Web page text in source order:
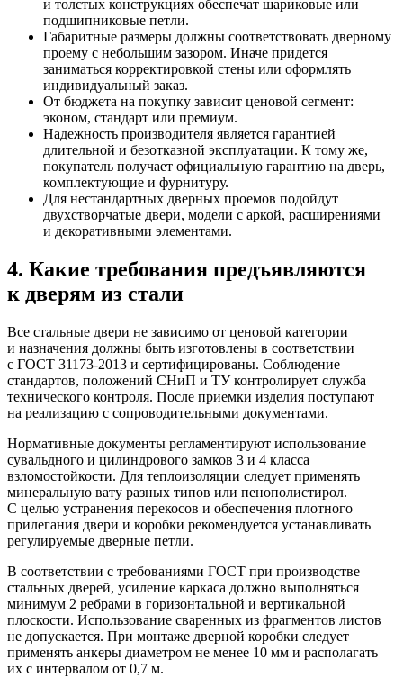
и толстых конструкциях обеспечат шариковые или
подшипниковые петли.
Габаритные размеры должны соответствовать дверному
проему с небольшим зазором. Иначе придется
заниматься корректировкой стены или оформлять
индивидуальный заказ.
От бюджета на покупку зависит ценовой сегмент:
эконом, стандарт или премиум.
Надежность производителя является гарантией
длительной и безотказной эксплуатации. К тому же,
покупатель получает официальную гарантию на дверь,
комплектующие и фурнитуру.
Для нестандартных дверных проемов подойдут
двухстворчатые двери, модели с аркой, расширениями
и декоративными элементами.
4. Какие требования предъявляются
к дверям из стали
Все стальные двери не зависимо от ценовой категории
и назначения должны быть изготовлены в соответствии
с ГОСТ 31173-2013 и сертифицированы. Соблюдение
стандартов, положений СНиП и ТУ контролирует служба
технического контроля. После приемки изделия поступают
на реализацию с сопроводительными документами.
Нормативные документы регламентируют использование
сувальдного и цилиндрового замков 3 и 4 класса
взломостойкости. Для теплоизоляции следует применять
минеральную вату разных типов или пенополистирол.
С целью устранения перекосов и обеспечения плотного
прилегания двери и коробки рекомендуется устанавливать
регулируемые дверные петли.
В соответствии с требованиями ГОСТ при производстве
стальных дверей, усиление каркаса должно выполняться
минимум 2 ребрами в горизонтальной и вертикальной
плоскости. Использование сваренных из фрагментов листов
не допускается. При монтаже дверной коробки следует
применять анкеры диаметром не менее 10 мм и располагать
их с интервалом от 0,7 м.